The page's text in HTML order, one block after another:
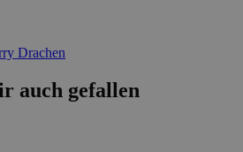
Drachen
auch gefallen